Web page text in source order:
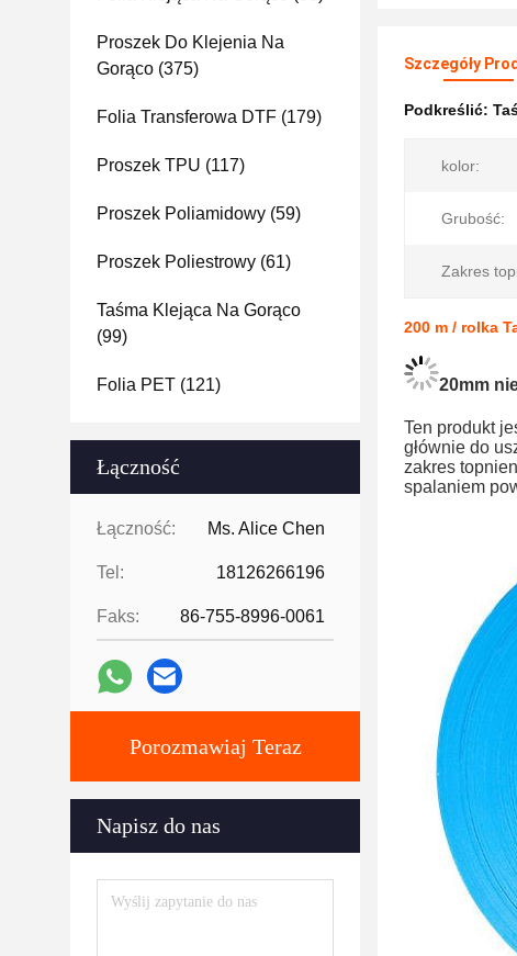
Proszek Do Klejenia Na
Gorąco (375)
Folia Transferowa DTF (179)
Proszek TPU (117)
Proszek Poliamidowy (59)
Proszek Poliestrowy (61)
Taśma Klejąca Na Gorąco
(99)
Folia PET (121)
Łączność
Łączność: Ms. Alice Chen
Tel: 18126266196
Faks: 86-755-8996-0061
Porozmawiaj Teraz
Napisz do nas
Szczegóły
Podkreślić:
kolor:
Grubość:
Zakres
200 m / rolka
20mm
Ten produkt
głównie do
zakres
spalaniem